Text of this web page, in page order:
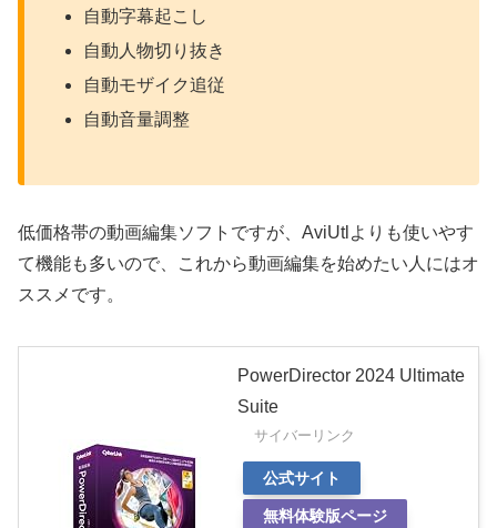
自動字幕起こし
自動人物切り抜き
自動モザイク追従
自動音量調整
低価格帯の動画編集ソフトですが、AviUtlよりも使いやす
て機能も多いので、これから動画編集を始めたい人にはオ
ススメです。
PowerDirector 2024 Ultimate
Suite
サイバーリンク
公式サイト
無料体験版ページ